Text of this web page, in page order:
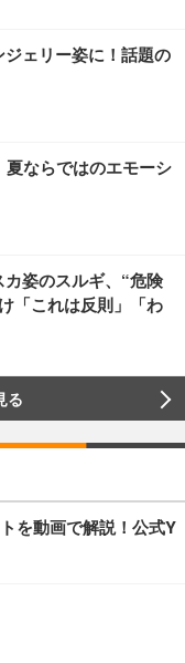
ェリー姿に！話題の
ならではのエモーシ
姿のスルギ、“危険
「これは反則」「わ
る
を動画で解説！公式Y